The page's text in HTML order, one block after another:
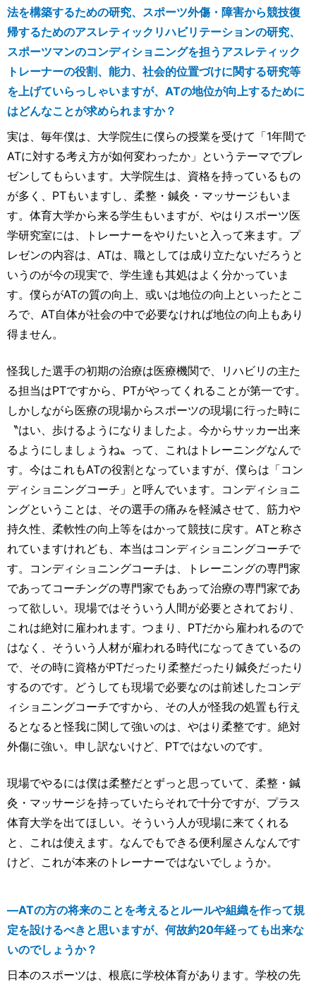
法を構築するための研究、スポーツ外傷・障害から競技復
帰するためのアスレティックリハビリテーションの研究、
スポーツマンのコンディショニングを担うアスレティック
トレーナーの役割、能力、社会的位置づけに関する研究等
を上げていらっしゃいますが、ATの地位が向上するために
はどんなことが求められますか？
実は、毎年僕は、大学院生に僕らの授業を受けて「1年間で
ATに対する考え方が如何変わったか」というテーマでプレ
ゼンしてもらいます。大学院生は、資格を持っているもの
が多く、PTもいますし、柔整・鍼灸・マッサージもいま
す。体育大学から来る学生もいますが、やはりスポーツ医
学研究室には、トレーナーをやりたいと入って来ます。プ
レゼンの内容は、ATは、職としては成り立たないだろうと
いうのが今の現実で、学生達も其処はよく分かっていま
す。僕らがATの質の向上、或いは地位の向上といったとこ
ろで、AT自体が社会の中で必要なければ地位の向上もあり
得ません。
怪我した選手の初期の治療は医療機関で、リハビリの主た
る担当はPTですから、PTがやってくれることが第一です。
しかしながら医療の現場からスポーツの現場に行った時に
〝はい、歩けるようになりましたよ。今からサッカー出来
るようにしましょうね〟って、これはトレーニングなんで
す。今はこれもATの役割となっていますが、僕らは「コン
ディショニングコーチ」と呼んでいます。コンディショニ
ングということは、その選手の痛みを軽減させて、筋力や
持久性、柔軟性の向上等をはかって競技に戻す。ATと称さ
れていますけれども、本当はコンディショニングコーチで
す。コンディショニングコーチは、トレーニングの専門家
であってコーチングの専門家でもあって治療の専門家であ
って欲しい。現場ではそういう人間が必要とされており、
これは絶対に雇われます。つまり、PTだから雇われるので
はなく、そういう人材が雇われる時代になってきているの
で、その時に資格がPTだったり柔整だったり鍼灸だったり
するのです。どうしても現場で必要なのは前述したコンデ
ィショニングコーチですから、その人が怪我の処置も行え
るとなると怪我に関して強いのは、やはり柔整です。絶対
外傷に強い。申し訳ないけど、PTではないのです。
現場でやるには僕は柔整だとずっと思っていて、柔整・鍼
灸・マッサージを持っていたらそれで十分ですが、プラス
体育大学を出てほしい。そういう人が現場に来てくれる
と、これは使えます。なんでもできる便利屋さんなんです
けど、これが本来のトレーナーではないでしょうか。
―ATの方の将来のことを考えるとルールや組織を作って規
定を設けるべきと思いますが、何故約20年経っても出来な
いのでしょうか？
日本のスポーツは、根底に学校体育があります。学校の先